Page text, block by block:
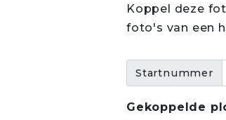
Koppel deze
foto's van een
Startnummer
Gekoppelde